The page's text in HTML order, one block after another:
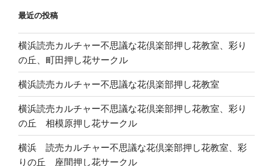
最近の投稿
横浜読売カルチャー不思議な花倶楽部押し花教室、彩り
の丘、町田押し花サークル
横浜読売カルチャー不思議な花倶楽部押し花教室
横浜読売カルチャー不思議な花倶楽部押し花教室、彩り
の丘 相模原押し花サークル
横浜 読売カルチャー不思議な花倶楽部押し花教室、彩
りの丘 座間押し花サークル